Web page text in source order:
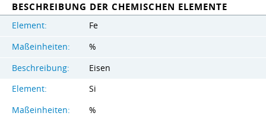
BESCHREIBUNG DER CHEMISCHEN ELEMENTE
Element:
Fe
Maßeinheiten:
%
Beschreibung:
Eisen
Element:
Si
Maßeinheiten:
%